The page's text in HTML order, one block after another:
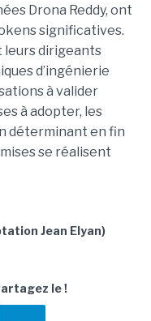
Drona Reddy, ont
significatives.
leurs dirigeants
d’ingénierie
à valider
à adopter, les
déterminant en fin
se réalisent
Jean Elyan)
le !